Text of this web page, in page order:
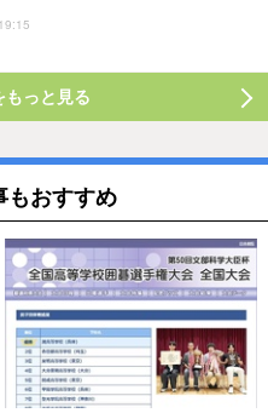
もっと見る
もおすすめ